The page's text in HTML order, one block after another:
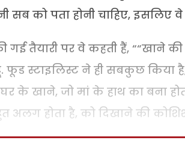
सब को पता होनी चाहिए, इसलिए
तैयारी पर वे कहती हैं, ““खाने
फूड स्टाइलिस्ट ने ही सबकुछ किया
के खाने, जो मां के हाथ का बना
अलग होता है, को दिखाने की